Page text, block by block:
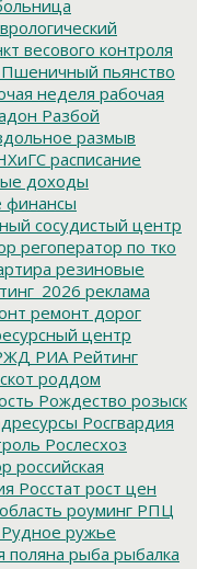
весового контроля
Пшеничный пьянство
неделя рабочая
Разбой
размыв
расписание
доходы
финансы
сосудистый центр
регоператор по тко
резиновые
реклама
ремонт дорог
центр
РИА Рейтинг
роддом
Рождество розыск
Росгвардия
Рослесхоз
российская
Росстат рост цен
роуминг РПЦ
Рудное ружье
поляна рыба рыбалка